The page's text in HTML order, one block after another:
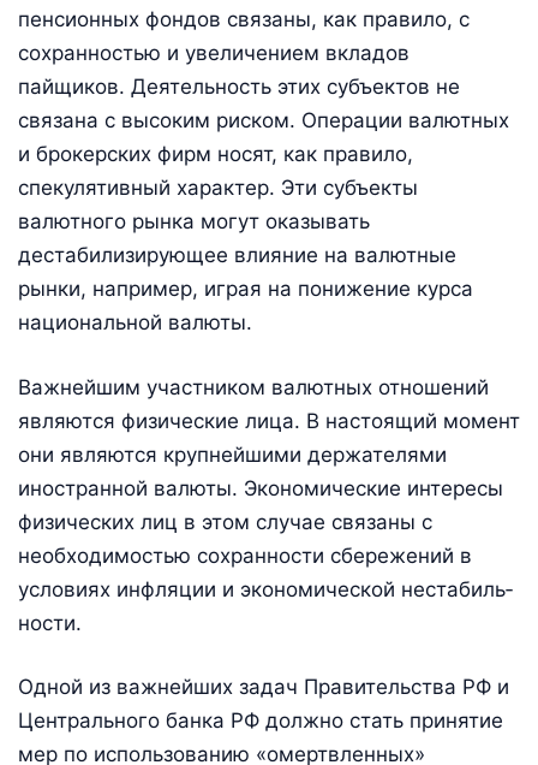
пенсионных фондов связаны, как правило, с
сохранностью и увеличением вкладов
пайщиков. Деятельность этих субъектов не
связана с высоким риском. Операции валютных
и брокерских фирм носят, как правило,
спекулятивный характер. Эти субъекты
валютного рынка могут оказывать
дестабилизирующее влияние на валютные
рынки, например, играя на понижение курса
национальной валюты.
Важнейшим участником валютных отношений
являются физические лица. В настоящий момент
они являются крупнейшими держателями
иностранной валюты. Экономические интересы
физических лиц в этом случае связаны с
необходимостью сохранности сбережений в
условиях инфляции и экономической нестабиль­
ности.
Одной из важнейших задач Правительства РФ и
Центрального банка РФ должно стать принятие
мер по ис­пользованию «омертвленных»